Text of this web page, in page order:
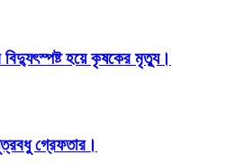
বিদ্যুৎস্পষ্ট হয়ে কৃষকের মৃত্যু।
গ্রেফতার।